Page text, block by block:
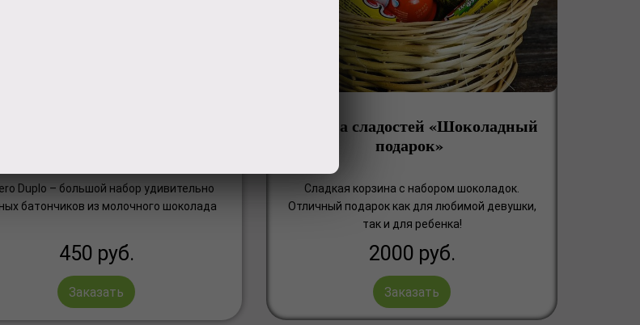
Duplo – большой набор удивительно
батончиков из молочного шоколада
450 руб.
Заказать
Корзина сладостей «Шоколадный
подарок»
Сладкая корзина с набором шоколадок.
Отличный подарок как для любимой девушки,
так и для ребенка!
2000 руб.
Заказать